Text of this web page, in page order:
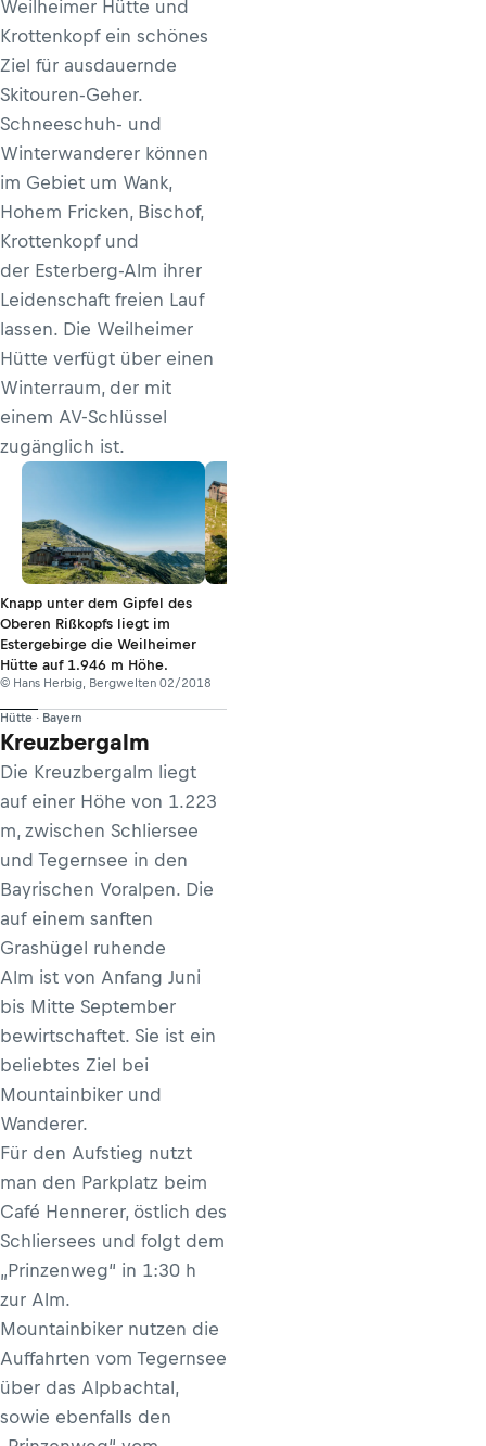
Weilheimer Hütte und
Krottenkopf ein schönes
Ziel für ausdauernde
Skitouren-Geher.
Schneeschuh- und
Winterwanderer können
im Gebiet um Wank,
Hohem Fricken, Bischof,
Krottenkopf und
der Esterberg-Alm ihrer
Leidenschaft freien Lauf
lassen. Die Weilheimer
Hütte verfügt über einen
Winterraum, der mit
einem AV-Schlüssel
zugänglich ist.
Knapp unter dem Gipfel des
Oberen Rißkopfs liegt im
Estergebirge die Weilheimer
Hütte auf 1.946 m Höhe.
© Hans Herbig, Bergwelten 02/2018
Hütte · Bayern
Kreuzbergalm
Die Kreuzbergalm liegt
auf einer Höhe von 1.223
m, zwischen Schliersee
und Tegernsee in den
Bayrischen Voralpen. Die
auf einem sanften
Grashügel ruhende
Alm ist von Anfang Juni
bis Mitte September
bewirtschaftet. Sie ist ein
beliebtes Ziel bei
Mountainbiker und
Wanderer.
Für den Aufstieg nutzt
man den Parkplatz beim
Café Hennerer, östlich des
Schliersees und folgt dem
„Prinzenweg“ in 1:30 h
zur Alm.
Mountainbiker nutzen die
Auffahrten vom Tegernsee
über das Alpbachtal,
sowie ebenfalls den